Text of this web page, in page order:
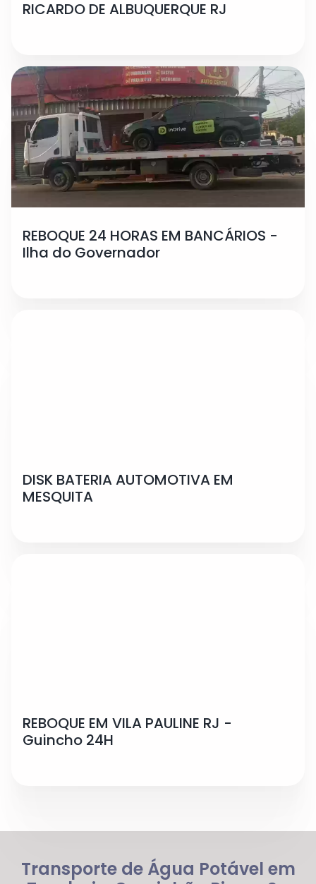
RICARDO DE ALBUQUERQUE RJ
REBOQUE 24 HORAS EM BANCÁRIOS -
Ilha do Governador
DISK BATERIA AUTOMOTIVA EM
MESQUITA
REBOQUE EM VILA PAULINE RJ -
Guincho 24H
Transporte de Água Potável em